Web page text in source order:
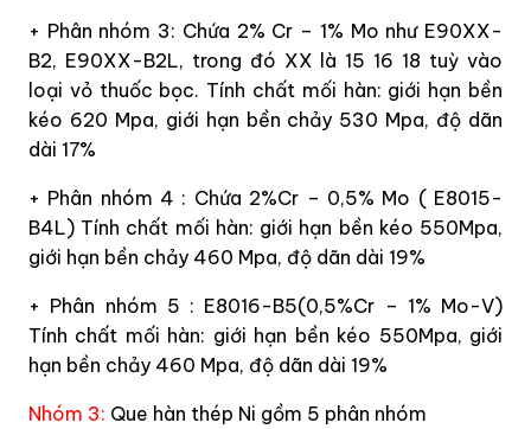
+ Phân nhóm 3: Chứa 2% Cr – 1% Mo như E90XX-
B2, E90XX-B2L, trong đó XX là 15 16 18 tuỳ vào
loại vỏ thuốc bọc. Tính chất mối hàn: giới hạn bền
kéo 620 Mpa, giới hạn bền chảy 530 Mpa, độ dãn
dài 17%
+ Phân nhóm 4 : Chứa 2%Cr – 0,5% Mo ( E8015-
B4L) Tính chất mối hàn: giới hạn bền kéo 550Mpa,
giới hạn bền chảy 460 Mpa, độ dãn dài 19%
+ Phân nhóm 5 : E8016-B5(0,5%Cr – 1% Mo-V)
Tính chất mối hàn: giới hạn bền kéo 550Mpa, giới
hạn bền chảy 460 Mpa, độ dãn dài 19%
Nhóm 3: Que hàn thép Ni gồm 5 phân nhóm